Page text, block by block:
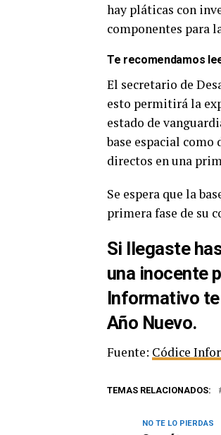
hay pláticas con
componentes para
Te recomendamos
El secretario de
esto permitirá la
estado de
base espacial
directos en una
Se espera que la
primera fase de su
Si llegaste
una inocente
Informativo
Año Nuevo.
Fuente: Códice
TEMAS RELACIONADOS:
NO TE LO PIERDAS